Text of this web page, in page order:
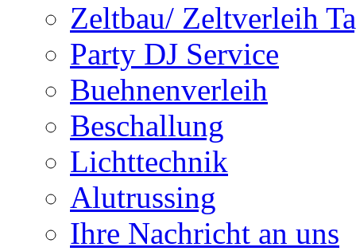
Zeltbau/ Zeltverleih
Party DJ Service
Buehnenverleih
Beschallung
Lichttechnik
Alutrussing
Ihre Nachricht an uns